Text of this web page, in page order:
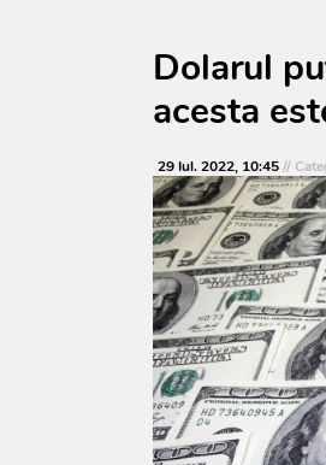
Dolarul
acesta
29 Iul. 2022, 10:45//